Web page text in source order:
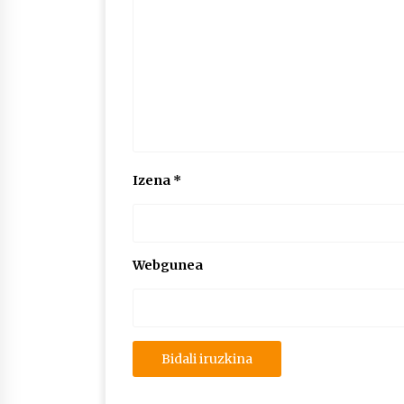
Izena *
Webgunea